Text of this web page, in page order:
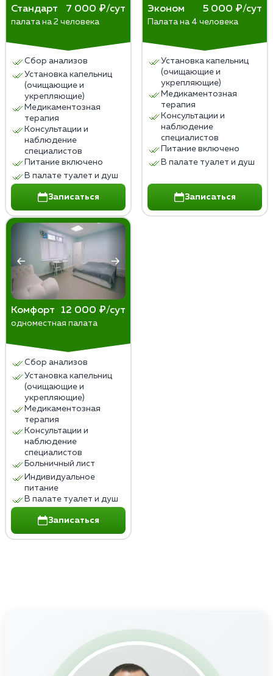
снижению способности к адекватному общению и
адаптации в обществе.
наркозависимость.
Мы предлагаем услугу интервенции — нарколог и
психиатр объяснят больному необходимость
лечения. Они провели десяток таких разговоров и
знают, как убедить человека.
Хотя считается, что наркомания, как алкоголизм, —
ремиссию.
Стандарт 7 000 ₽/сут
палата на 2 человека
Сбор анализов
Установка капельниц
(очищающие и
укрепляющие)
Медикаментозная
терапия
Консультации и
наблюдение
специалистов
Питание включено
В палате туалет и душ
Записаться
Эконом 5 000 ₽/сут
Палата на 4 человека
Установка капельниц
(очищающие и
укрепляющие)
Медикаментозная
терапия
Консультации и
наблюдение
специалистов
Питание включено
В палате туалет и душ
Записаться
Комфорт 12 000 ₽/сут
одноместная палата
Сбор анализов
Установка капельниц
(очищающие и
укрепляющие)
Медикаментозная
терапия
Консультации и
наблюдение
специалистов
Больничный лист
Индивидуальное
питание
В палате туалет и душ
Записаться